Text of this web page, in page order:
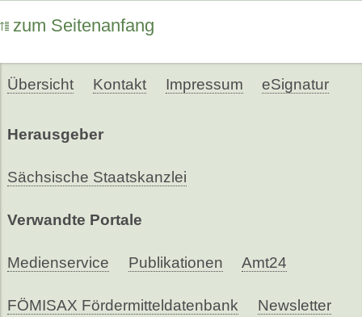
zum Seitenanfang
Übersicht Kontakt Impressum eSignatur
Herausgeber
Sächsische Staatskanzlei
Verwandte Portale
Medienservice Publikationen Amt24
FÖMISAX Fördermitteldatenbank Newsletter